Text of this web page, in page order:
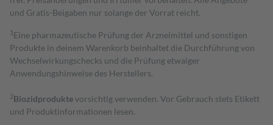
und Gratis-Beigaben nur solange der Vorrat reicht.
1 Eine pharmazeutische Prüfung der Arzneimittel und sonstigen
Produkte in deinem Warenkorb beinhaltet die Durchführung von
Wechselwirkungschecks und die Prüfung etwaiger
Anwendungshinweise des Herstellers.
2Biozidproduktevorsichtig verwenden. Vor Gebrauch stets Etikett
und Produktinformationen lesen.